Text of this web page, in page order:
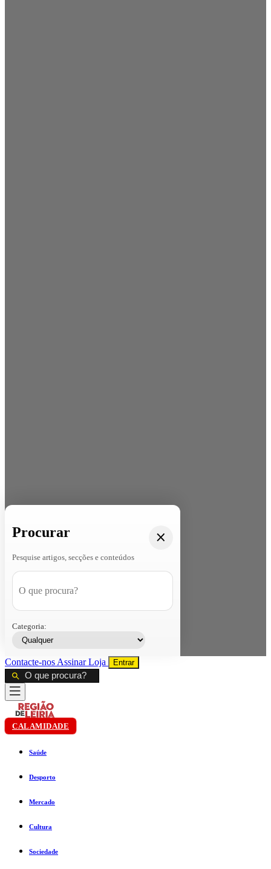
Procurar
Pesquise artigos, secções e conteúdos
Categoria:
Contacte-nos AssinarLoja Entrar
CALAMIDADE
Saúde
Desporto
Mercado
Cultura
Sociedade